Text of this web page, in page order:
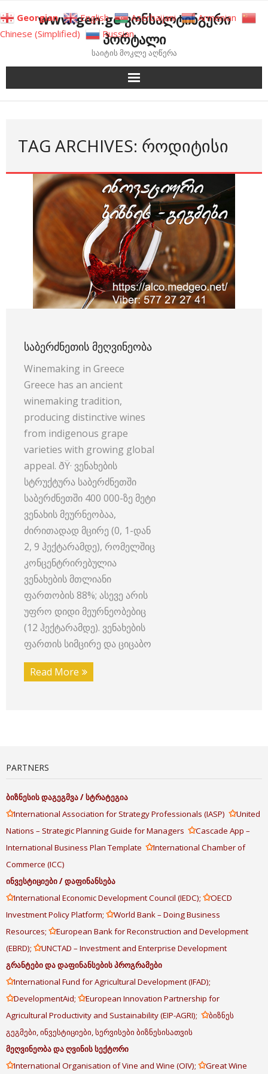
to
content
www.gen.ge კონსალტინგური
პორტალი
საიტის მოკლე აღწერა
TAG ARCHIVES: ᲠᲝᲓᲘᲢᲘᲡᲘ
ᲡᲐᲑᲔᲠᲫᲜᲔᲗᲘᲡ ᲛᲔᲦᲕᲘᲜᲔᲝᲑᲐ
Winemaking in Greece
Greece has an ancient
winemaking tradition,
producing distinctive wines
from indigenous grape
varieties with growing global
appeal. ðŸ· ვენახების
სტრუქტურა საბერძნეთში
საბერძნეთში 400 000-ზე მეტი
ვენახის მეურნეობაა,
ძირითადად მცირე (0, 1-დან
2, 9 ჰექტარამდე), რომელშიც
კონცენტრირებულია
ვენახების მთლიანი
ფართობის 88%; ასევე არის
უფრო დიდი მეურნეობებიც
(12 ჰექტარამდე). ვენახების
ფართის სიმცირე და ციცაბო
Read More
PARTNERS
ბიზნესისდაგეგმვა/სტრატეგია
✩International Association for Strategy Professionals (IASP) ✩United
Nations – Strategic Planning Guide for Managers ✩Cascade App –
International Business Plan Template ✩International Chamber of
Commerce (ICC)
ინვესტიციები/დაფინანსება
✩International Economic Development Council (IEDC); ✩OECD
Investment Policy Platform; ✩World Bank – Doing Business
Resources; ✩European Bank for Reconstruction and Development
(EBRD); ✩UNCTAD – Investment and Enterprise Development
გრანტებიდადაფინანსებისპროგრამები
✩International Fund for Agricultural Development (IFAD);
✩DevelopmentAid; ✩European Innovation Partnership for
Agricultural Productivity and Sustainability (EIP-AGRI); ✩ბიზნეს
გეგმები, ინვესტიციები, სერვისები ბიზნესისათვის
მეღვინეობადაღვინისსექტორი
✩International Organisation of Vine and Wine (OIV); ✩Great Wine
Georgian English Azerbaijani
Armenian
Chinese (Simplified)
Russian